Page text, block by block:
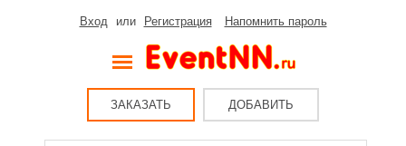
Вход или Регистрация Напомнить пароль
ЗАКАЗАТЬ ДОБАВИТЬ